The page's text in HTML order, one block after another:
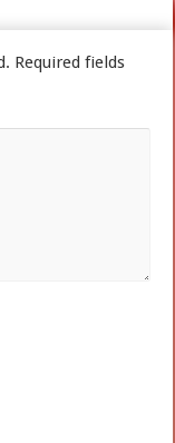
Required fields